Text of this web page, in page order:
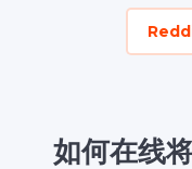
如何在线